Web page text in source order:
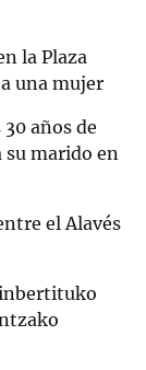
la Plaza
una mujer
años de
su marido en
el Alavés